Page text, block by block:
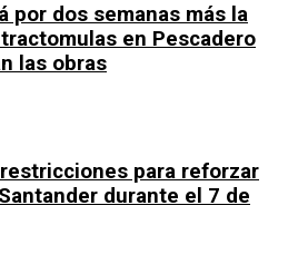
por dos semanas más la
en Pescadero
las obras
para reforzar
durante el 7 de